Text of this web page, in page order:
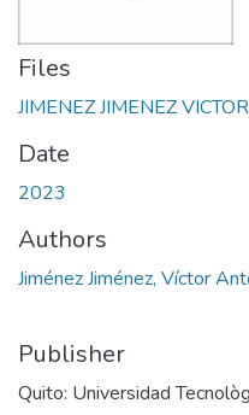
Files
JIMENEZ JIMENEZ
Date
2023
Authors
Jiménez Jiménez, Víctor
Publisher
Quito: Universidad